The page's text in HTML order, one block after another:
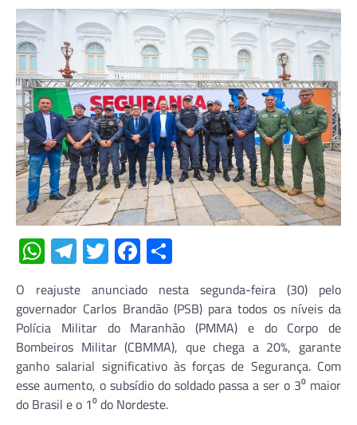
WhatsApp
Telegram
TwitterFacebook
O reajuste anunciado nesta segunda-feira (30) pelo
governador Carlos Brandão (PSB) para todos os níveis da
Polícia Militar do Maranhão (PMMA) e do Corpo de
Bombeiros Militar (CBMMA), que chega a 20%, garante
ganho salarial significativo às forças de Segurança. Com
esse aumento, o subsídio do soldado passa a ser o 3⁰ maior
do Brasil e o 1⁰ do Nordeste.